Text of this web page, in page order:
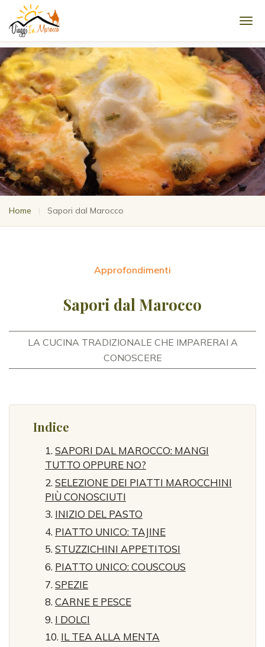
Home | Sapori dal Marocco
Approfondimenti
Sapori dal Marocco
LA CUCINA TRADIZIONALE CHE IMPARERAI A
CONOSCERE
Indice
SAPORI DAL MAROCCO: MANGI
TUTTO OPPURE NO?
SELEZIONE DEI PIATTI MAROCCHINI
PIÙ CONOSCIUTI
INIZIO DEL PASTO
PIATTO UNICO: TAJINE
STUZZICHINI APPETITOSI
PIATTO UNICO: COUSCOUS
SPEZIE
CARNE E PESCE
I DOLCI
IL TEA ALLA MENTA